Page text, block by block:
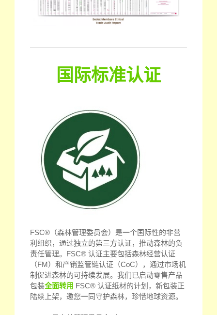
国际标准认证
FSC®（森林管理委员会）是一个国际性的非营
利组织，通过独立的第三方认证，推动森林的负
责任管理。FSC® 认证主要包括森林经营认证
（FM）和产销监管链认证（CoC），通过市场机
制促进森林的可持续发展。我们已启动零售产品
包装全面转用 FSC® 认证纸材的计划，新包装正
陆续上架，邀您一同守护森林，珍惜地球资源。